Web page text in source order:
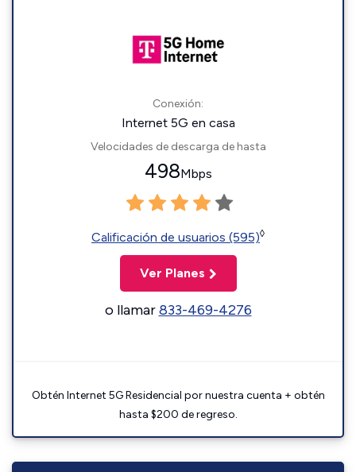
Conexión:
Internet 5G en casa
Velocidades de descarga de hasta
498Mbps
Calificación de usuarios (595)◊
Ver Planes
o llamar833-469-4276
Obtén Internet 5G Residencial por nuestra cuenta + obtén
hasta $200 de regreso.